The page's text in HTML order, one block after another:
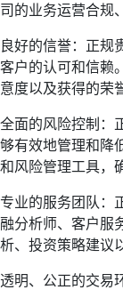
司的业务运营合规
良好的信誉：正规
客户的认可和信赖
意度以及获得的荣
全面的风险控制：
够有效地管理和降
和风险管理工具，
专业的服务团队：
融分析师、客户服
析、投资策略建议
透明、公正的交易